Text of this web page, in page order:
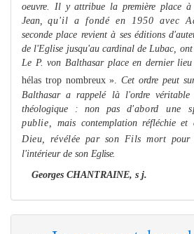
oeuvre. Il y attribue la première place
Jean,qu'il a fondé en 1950 avec
seconde place revient à ses éditions
de l'Eglise jus­qu'au cardinal de Lubac,
Le P. von Balthasar place en dernier
hélas trop nom­breux ».Cet ordre peut
Balthasar a rappelé là l'ordre
théologique : non pas d'abord une
publie,mais contemplation réfléchie
Dieu, révélée par son Fils mort pour
l'intérieur de son Eglise.
Georges CHANTRAINE, s j.